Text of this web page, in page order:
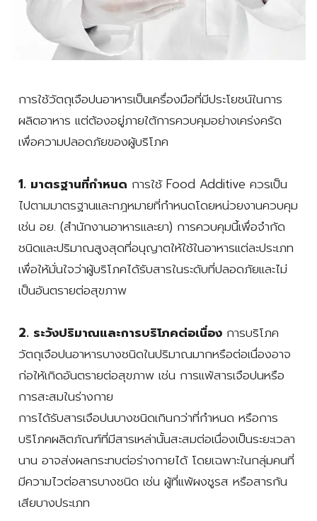
การใช้วัตถุเจือปนอาหารเป็นเครื่องมือที่มีประโยชน์ในการ
ผลิตอาหาร แต่ต้องอยู่ภายใต้การควบคุมอย่างเคร่งครัด
เพื่อความปลอดภัยของผู้บริโภค
1. มาตรฐานที่กำหนด การใช้ Food Additive ควรเป็น
ไปตามมาตรฐานและกฎหมายที่กำหนดโดยหน่วยงานควบคุม
เช่น อย. (สำนักงานอาหารและยา) การควบคุมนี้เพื่อจำกัด
ชนิดและปริมาณสูงสุดที่อนุญาตให้ใช้ในอาหารแต่ละประเภท
เพื่อให้มั่นใจว่าผู้บริโภคได้รับสารในระดับที่ปลอดภัยและไม่
เป็นอันตรายต่อสุขภาพ
2. ระวังปริมาณและการบริโภคต่อเนื่อง การบริโภค
วัตถุเจือปนอาหารบางชนิดในปริมาณมากหรือต่อเนื่องอาจ
ก่อให้เกิดอันตรายต่อสุขภาพ เช่น การแพ้สารเจือปนหรือ
การสะสมในร่างกาย
การได้รับสารเจือปนบางชนิดเกินกว่าที่กำหนด หรือการ
บริโภคผลิตภัณฑ์ที่มีสารเหล่านั้นสะสมต่อเนื่องเป็นระยะเวลา
นาน อาจส่งผลกระทบต่อร่างกายได้ โดยเฉพาะในกลุ่มคนที่
มีความไวต่อสารบางชนิด เช่น ผู้ที่แพ้ผงชูรส หรือสารกัน
เสียบางประเภท